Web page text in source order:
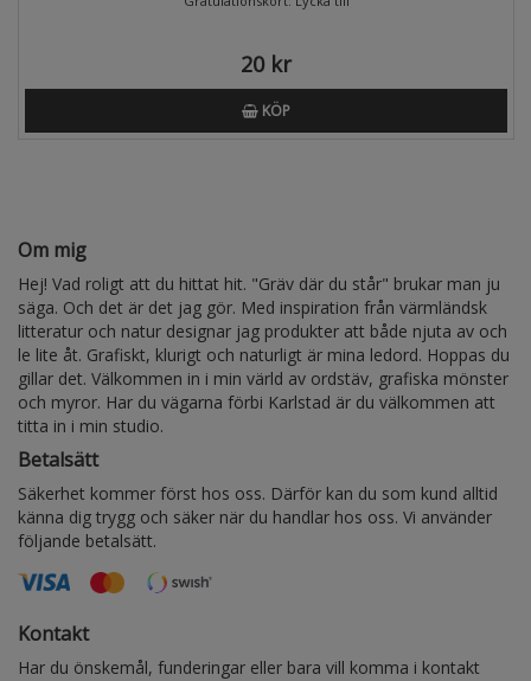
20 kr
KÖP
Om mig
Hej! Vad roligt att du hittat hit. "Gräv där du står" brukar man ju
säga. Och det är det jag gör. Med inspiration från värmländsk
litteratur och natur designar jag produkter att både njuta av och
le lite åt. Grafiskt, klurigt och naturligt är mina ledord. Hoppas du
gillar det. Välkommen in i min värld av ordstäv, grafiska mönster
och myror. Har du vägarna förbi Karlstad är du välkommen att
titta in i min studio.
Betalsätt
Säkerhet kommer först hos oss. Därför kan du som kund alltid
känna dig trygg och säker när du handlar hos oss. Vi använder
följande betalsätt.
Kontakt
Har du önskemål, funderingar eller bara vill komma i kontakt